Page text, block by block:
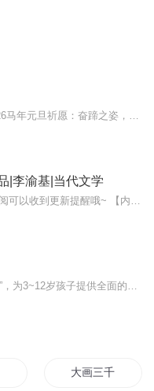
|李渝基|当代文学
大画三千